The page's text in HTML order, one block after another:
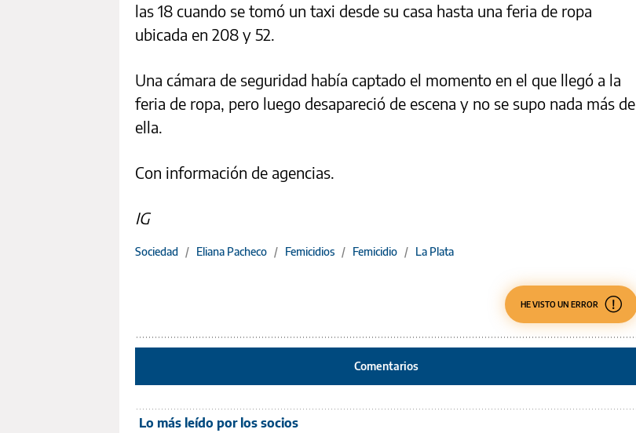
las 18 cuando se tomó un taxi desde su casa hasta una feria de ropa
ubicada en 208 y 52.
Una cámara de seguridad había captado el momento en el que llegó a la
feria de ropa, pero luego desapareció de escena y no se supo nada más de
ella.
Con información de agencias.
IG
Sociedad / Eliana Pacheco / Femicidios / Femicidio / La Plata
HE VISTO UN ERROR
Comentarios
Lo más leído por los socios